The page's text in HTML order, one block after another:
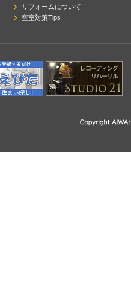
リフォームについて
空室対策Tips